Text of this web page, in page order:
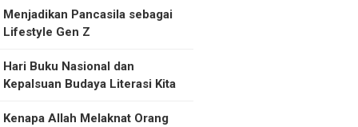
Menjadikan Pancasila sebagai
Lifestyle Gen Z
Hari Buku Nasional dan
Kepalsuan Budaya Literasi Kita
Kenapa Allah Melaknat Orang